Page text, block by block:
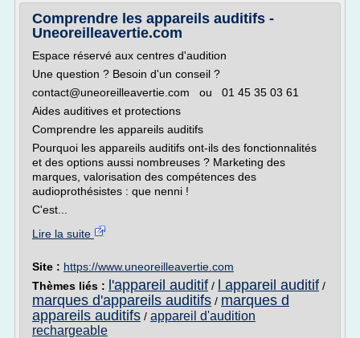
Comprendre les appareils auditifs -
Uneoreilleavertie.com
Espace réservé aux centres d'audition
Une question ? Besoin d'un conseil ?
contact@uneoreilleavertie.com ou 01 45 35 03 61
Aides auditives et protections
Comprendre les appareils auditifs
Pourquoi les appareils auditifs ont-ils des fonctionnalités
et des options aussi nombreuses ? Marketing des
marques, valorisation des compétences des
audioprothésistes : que nenni !
C'est...
Lire la suite
Site : https://www.uneoreilleavertie.com
Thèmes liés :
l'appareil auditif / l appareil auditif /
marques d'appareils auditifs / marques d
appareils auditifs / appareil d'audition
rechargeable